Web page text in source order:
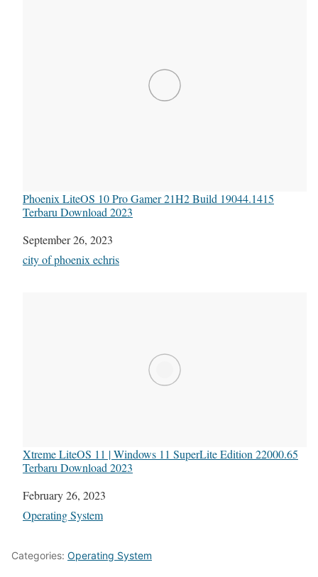
Phoenix LiteOS 10 Pro Gamer 21H2 Build 19044.1415
Terbaru Download 2023
Date
September 26, 2023
In relation to
city of phoenix echris
Xtreme LiteOS 11 | Windows 11 SuperLite Edition 22000.65
Terbaru Download 2023
Date
February 26, 2023
In relation to
Operating System
Categories: Operating System